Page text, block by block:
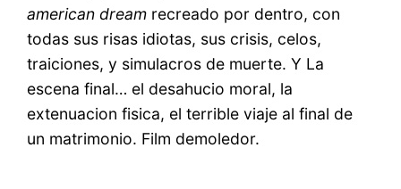
american dream recreado por dentro, con
todas sus risas idiotas, sus crisis, celos,
traiciones, y simulacros de muerte. Y La
escena final… el desahucio moral, la
extenuacion fisica, el terrible viaje al final de
un matrimonio. Film demoledor.